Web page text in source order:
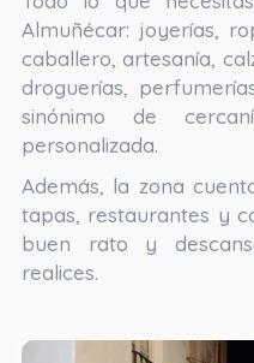
Almuñécar: joyerías,
caballero, artesanía,
droguerías,
sinónimo de
personalizada.
Además, la zona
tapas, restaurantes y
buen rato y
realices.